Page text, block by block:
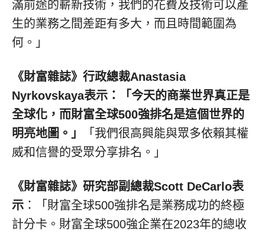
滿前途的嶄新技術，我們的花費及技術可以產
生的業務之間差距有多大，而且時間範圍為
何。」
《財富雜誌》行政總裁Anastasia
Nyrkovskaya表示：「今天的商業世界真正是
全球化，而財富全球500強排名是這個世界的
明亮地圖。」
「我們很高興能與眾多依賴其權
威和信譽的受眾分享排名。」
《財富雜誌》研究部副總裁Scott DeCarlo表
示 ：「財富全球500強排名是業務成功的終極
計分卡。財富全球500強企業在2023年的總收